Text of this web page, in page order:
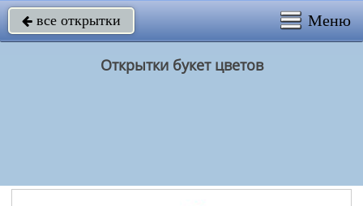
 все открытки Меню
Открытки букет цветов